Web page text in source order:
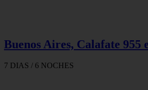
Buenos Aires, Calafate 955
7 DIAS / 6 NOCHES